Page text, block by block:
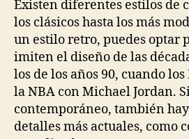
Existen diferentes estilos de
los clásicos hasta los más
un estilo retro, puedes optar
imiten el diseño de las
los de los años 90, cuando
la NBA con Michael Jordan.
contemporáneo, también
detalles más actuales, como